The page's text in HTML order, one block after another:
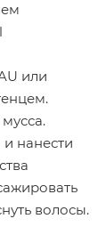
или
нанести
волосы.